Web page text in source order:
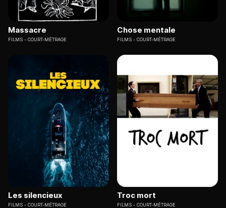
Massacre
FILMS COURT-MÉTRAGE
Chose mentale
FILMS COURT-MÉTRAGE
Les silencieux
FILMS COURT-MÉTRAGE
Troc mort
FILMS COURT-MÉTRAGE